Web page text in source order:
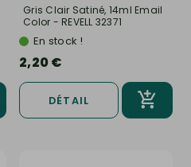
Gris Clair Satiné, 14ml Email
Color - REVELL 32371
En stock !
2,20 €
DÉTAIL